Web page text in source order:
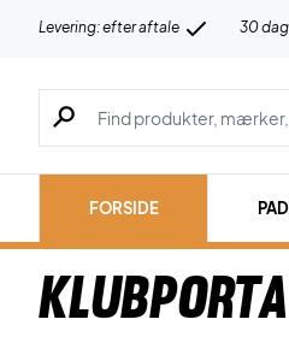
Levering: efter aftale 30
Søg efter produkter,
FORSIDE